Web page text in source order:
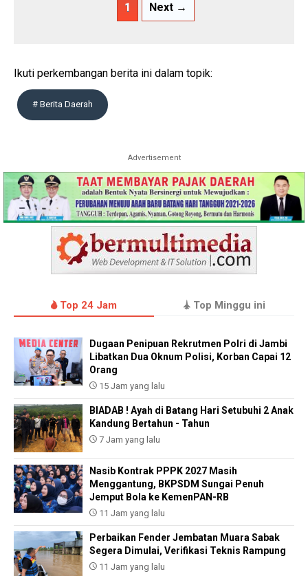
1 Next →
Ikuti perkembangan berita ini dalam topik:
# Berita Daerah
Advertisement
Top 24 Jam Top Minggu ini
Dugaan Penipuan Rekrutmen Polri di Jambi
Libatkan Dua Oknum Polisi, Korban Capai 12
Orang
15 Jam yang lalu
BIADAB ! Ayah di Batang Hari Setubuhi 2 Anak
Kandung Bertahun - Tahun
7 Jam yang lalu
Nasib Kontrak PPPK 2027 Masih
Menggantung, BKPSDM Sungai Penuh
Jemput Bola ke KemenPAN-RB
11 Jam yang lalu
Perbaikan Fender Jembatan Muara Sabak
Segera Dimulai, Verifikasi Teknis Rampung
11 Jam yang lalu